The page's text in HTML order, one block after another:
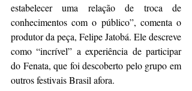
estabelecer uma relação de troca de
conhecimentos com o público”, comenta o
produtor da peça, Felipe Jatobá. Ele descreve
como “incrível” a experiência de participar
do Fenata, que foi descoberto pelo grupo em
outros festivais Brasil afora.